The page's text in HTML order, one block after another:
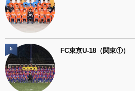
FC東京U-18（関東①）
5